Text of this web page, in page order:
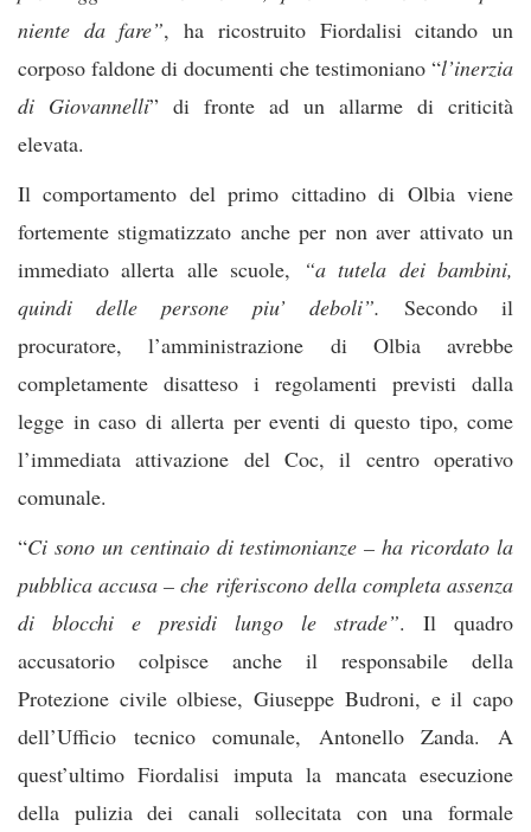
niente da fare”, ha ricostruito Fiordalisi citando un
corposo faldone di documenti che testimoniano “l’inerzia
di Giovannelli” di fronte ad un allarme di criticità
elevata.
Il comportamento del primo cittadino di Olbia viene
fortemente stigmatizzato anche per non aver attivato un
immediato allerta alle scuole,
“a tutela dei bambini,
quindi delle persone piu’ deboli”. Secondo il
procuratore, l’amministrazione di Olbia avrebbe
completamente disatteso i regolamenti previsti dalla
legge in caso di allerta per eventi di questo tipo, come
l’immediata attivazione del Coc, il centro operativo
comunale.
“Ci sono un centinaio di testimonianze – ha ricordato la
pubblica accusa – che riferiscono della completa assenza
di blocchi e presidi lungo le strade”. Il quadro
accusatorio colpisce anche il responsabile della
Protezione civile olbiese, Giuseppe Budroni, e il capo
dell’Ufficio tecnico comunale, Antonello Zanda. A
quest’ultimo Fiordalisi imputa la mancata esecuzione
della pulizia dei canali sollecitata con una formale